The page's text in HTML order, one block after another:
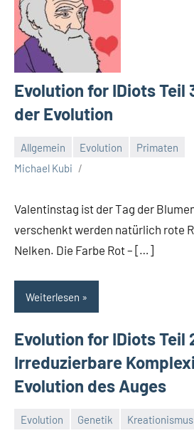
Evolution for IDiots Teil
der Evolution
Allgemein Evolution Primaten
Michael Kubi
Valentinstag ist der Tag der
verschenkt werden natürlich rote
Nelken. Die Farbe Rot – […]
Weiterlesen
Evolution for IDiots Teil
Irreduzierbare
Evolution des Auges
Evolution Genetik Kreationismus